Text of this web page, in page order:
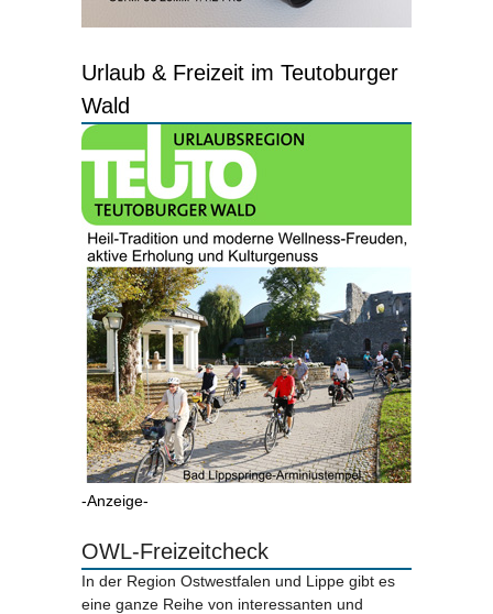
Urlaub & Freizeit im Teutoburger
Wald
-Anzeige-
OWL-Freizeitcheck
In der Region Ostwestfalen und Lippe gibt es
eine ganze Reihe von interessanten und